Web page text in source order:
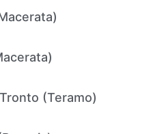
(Teramo)